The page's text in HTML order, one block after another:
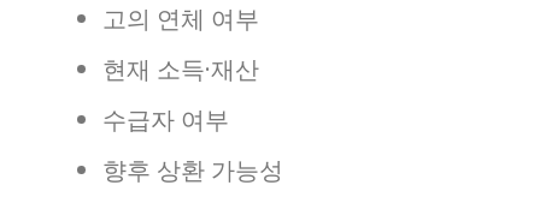
고의 연체 여부
현재 소득·재산
수급자 여부
향후 상환 가능성